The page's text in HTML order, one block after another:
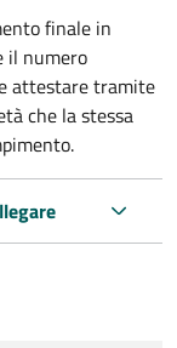
finale in
il numero
attestare tramite
che la stessa